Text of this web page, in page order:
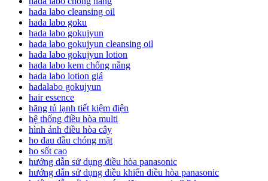
hada labo cleansing oil
hada labo goku
hada labo gokujyun
hada labo gokujyun cleansing oil
hada labo gokujyun lotion
hada labo kem chống nắng
hada labo lotion giá
hadalabo gokujyun
hair essence
hãng tủ lạnh tiết kiệm điện
hệ thống điều hòa multi
hình ảnh điều hòa cây
ho đau đầu chóng mặt
ho sốt cao
hướng dẫn sử dụng điều hòa panasonic
hướng dẫn sử dụng điều khiển điều hòa panasonic